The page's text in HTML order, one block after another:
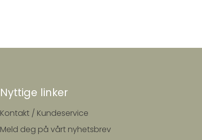
Nyttige linker
Kontakt / Kundeservice
Meld deg på vårt nyhetsbrev